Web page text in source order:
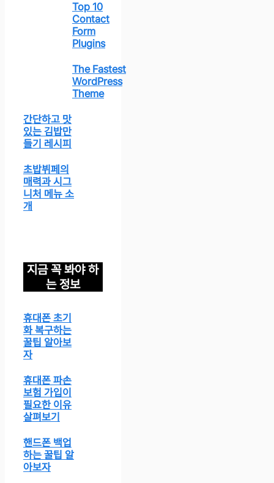
Top 10
Contact
Form
Plugins
The Fastest
WordPress
Theme
간단하고 맛
있는 김밥만
들기 레시피
초밥뷔페의
매력과 시그
니처 메뉴 소
개
지금 꼭 봐야 하
는 정보
휴대폰 초기
화 복구하는
꿀팁 알아보
자
휴대폰 파손
보험 가입이
필요한 이유
살펴보기
핸드폰 백업
하는 꿀팁 알
아보자